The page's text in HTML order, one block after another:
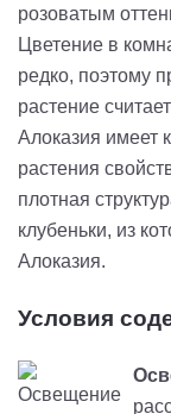
розоватым
Цветение в
редко, поэтому
растение
Алоказия имеет
растения
плотная
клубеньки, из
Алоказия.
Условия